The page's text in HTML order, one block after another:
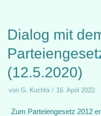
Dialog mit
(12.5.2020)
von G. Kuchta 16. April 2022
Zum Parteiengesetz 2012